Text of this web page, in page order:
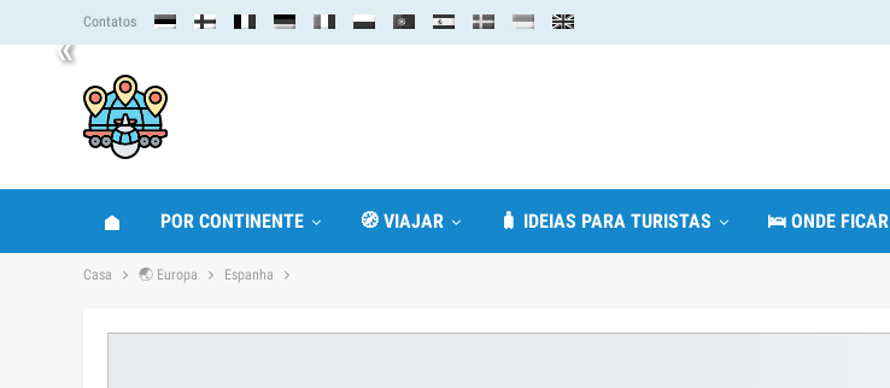
« Contatos
POR CONTINENTE 🧭 VIAJAR 🧳 IDEIAS PARA TURISTAS 🛌 ONDE FICAR
Casa 🌏 Europa Espanha